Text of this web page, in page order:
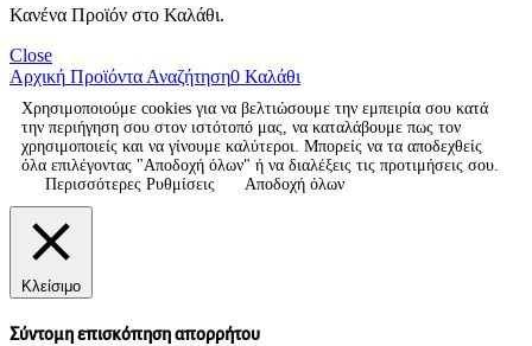
Κανένα Προϊόν στο Καλάθι.
Close
Αρχική Προϊόντα Αναζήτηση0 Καλάθι
Χρησιμοποιούμε cookies για να βελτιώσουμε την εμπειρία σου κατά
την περιήγηση σου στον ιστότοπό μας, να καταλάβουμε πως τον
χρησιμοποιείς και να γίνουμε καλύτεροι. Μπορείς να τα αποδεχθείς
όλα επιλέγοντας "Αποδοχή όλων" ή να διαλέξεις τις προτιμήσεις σου.
Περισσότερες Ρυθμίσεις
Αποδοχή όλων
Κλείσιμο
Σύντομη επισκόπηση απορρήτου